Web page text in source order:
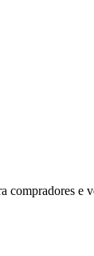
compradores e